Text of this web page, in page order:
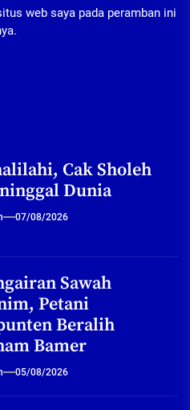
web saya pada peramban ini
Cak Sholeh
Dunia
07/08/2026
Sawah
Petani
Beralih
Bamer
05/08/2026